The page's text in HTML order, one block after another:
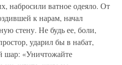
набросили ватное одеяло. От
к нарам, начал
стену. Не будь ее, боли,
ударил бы в набат,
шар: «Уничтожайте